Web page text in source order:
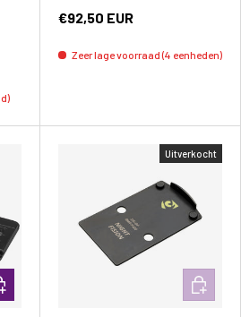
€92,50 EUR
Zeer lage voorraad (4 eenheden)
aan winkelwagen
Uitverkocht